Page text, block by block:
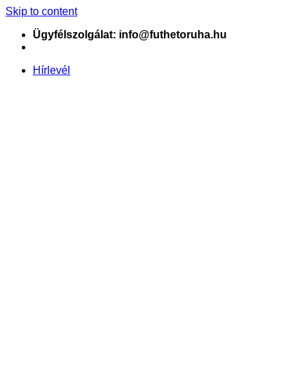
Skip to content
Ügyfélszolgálat: info@futhetoruha.hu
Hírlevél